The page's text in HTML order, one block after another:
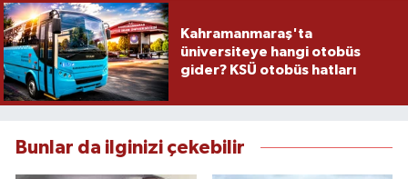
Kahramanmaraş'ta
üniversiteye hangi otobüs
gider? KSÜ otobüs hatları
Bunlar da ilginizi çekebilir